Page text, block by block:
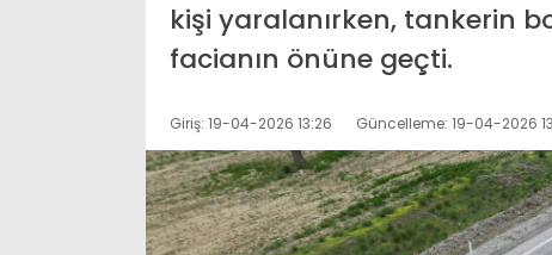
kişi yaralanırken, tankerin
facianın önüne geçti.
Giriş: 19-04-2026 13:26 Güncelleme: 19-04-2026